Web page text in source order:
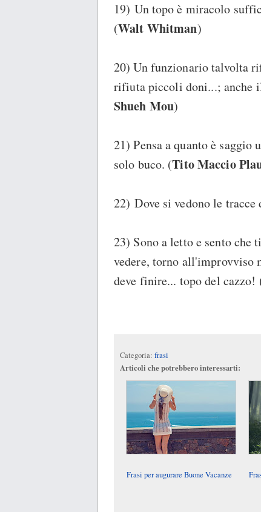
19) Un topo è miracolo
(Walt Whitman)
20) Un funzionario talvolta
rifiuta piccoli doni...; anche
Shueh Mou)
21) Pensa a quanto è
solo buco. (Tito Maccio
22) Dove si vedono le
23) Sono a letto e sento
vedere, torno all'improvviso
deve finire... topo del cazzo!
Categoria: frasi
Articoli che potrebbero interessarti:
Frasi per augurare Buone Vacanze